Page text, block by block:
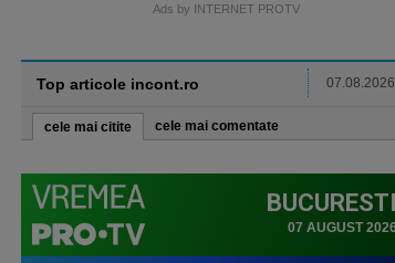
Ads by INTERNET PROTV
Top articole incont.ro 07.08.2026
cele mai citite cele mai comentate